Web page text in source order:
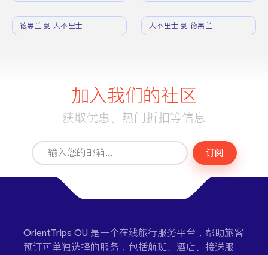
德黑兰 到 大不里士 大不里士 到 德黑兰
加入我们的社区
获取优惠、热门折扣等信息
订阅
OrientTrips OÜ 是一个在线旅行服务平台，帮助旅客
预订可单独选择的服务，包括航班、酒店、接送服